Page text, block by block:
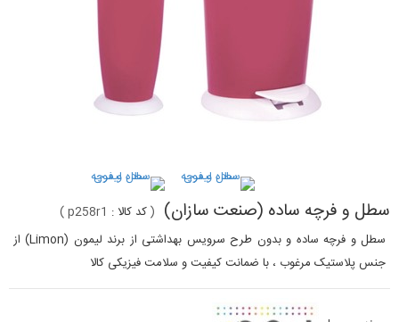
سطل و فرچه ساده (صنعت سازان) (کد کالا : p258r1
)
سطل و فرچه ساده و بدون طرح سرویس بهداشتی از برند لیمون (Limon) از
جنس پلاستیک مرغوب ، با ضمانت کیفیت و سلامت فیزیکی کالا